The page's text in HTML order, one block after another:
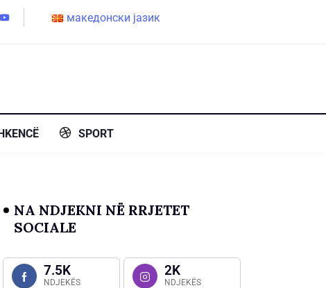
македонски јазик
SPORT
NA NDJEKNI NË RRJETET
SOCIALE
7.5K
NDJEKËS
2K
NDJEKËS